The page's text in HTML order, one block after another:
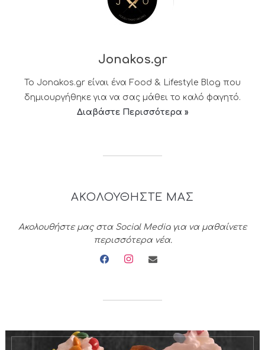
Jonakos.gr
Το Jonakos.gr είναι ένα Food & Lifestyle Blog που
δημιουργήθηκε για να σας μάθει το καλό φαγητό.
Διαβάστε Περισσότερα »
ΑΚΟΛΟΥΘΗΣΤΕ ΜΑΣ
Ακολουθήστε μας στα Social Media για να μαθαίνετε
περισσότερα νέα.
facebookinstagramenvelope